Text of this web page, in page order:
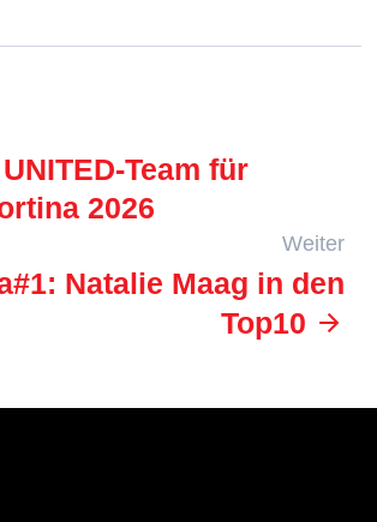
Team für
2026
Weiter
Natalie Maag in den
Top10